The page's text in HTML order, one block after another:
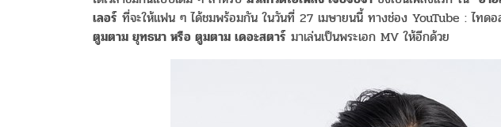
เลอร์ ที่จะให้แฟน ๆ ได้ชมพร้อมกัน ในวันที่ 27 เมษายนนี้ ทางช่อง YouTube : ไทดอ
ตูมตาม ยุทธนา หรือ ตูมตาม เดอะสตาร์ มาเล่นเป็นพระเอก MV ให้อีกด้วย